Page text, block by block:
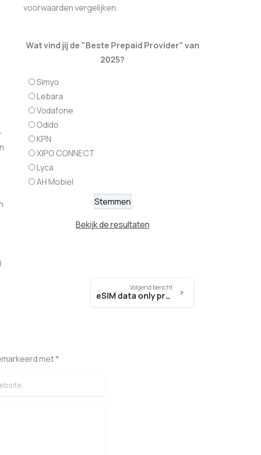
voorwaarden vergelijken.
Wat vind jij de "Beste Prepaid Provider" van
2025?
Simyo
Lebara
Vodafone
Odido
KPN
XIPO CONNECT
Lyca
AH Mobiel
Bekijk de resultaten
Volgend bericht
eSIM data only prepaid
met *